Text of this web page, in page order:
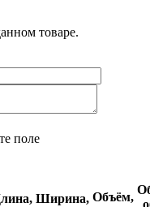
товаре.
поле
Ширина, Объём,